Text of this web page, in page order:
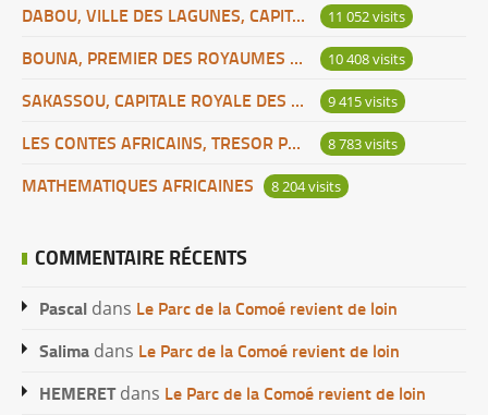
DABOU, VILLE DES LAGUNES, CAPITALE DES ADJOUKROU 11 052 visits
BOUNA, PREMIER DES ROYAUMES DE CÔTE D’IVOIRE 10 408 visits
SAKASSOU, CAPITALE ROYALE DES BAOULES 9 415 visits
LES CONTES AFRICAINS, TRESOR POUR L’HUMANITE 8 783 visits
MATHEMATIQUES AFRICAINES 8 204 visits
COMMENTAIRE RÉCENTS
Pascal dans Le Parc de la Comoé revient de loin
Salima dans Le Parc de la Comoé revient de loin
HEMERETdans Le Parc de la Comoé revient de loin